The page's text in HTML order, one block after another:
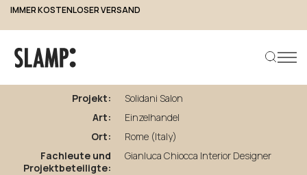
IMMER KOSTENLOSER VERSAND
Produkt suchen
Solidani
Projekt:
Solidani Salon
Art:
Einzelhandel
Ort:
Rome (Italy)
Fachleute und
Projektbeteiligte:
Gianluca Chiocca Interior Designer